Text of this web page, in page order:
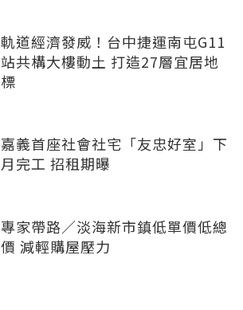
軌道經濟發威！台中捷運南屯G11
站共構大樓動土 打造27層宜居地
標
嘉義首座社會社宅「友忠好室」下
月完工 招租期曝
專家帶路／淡海新市鎮低單價低總
價 減輕購屋壓力